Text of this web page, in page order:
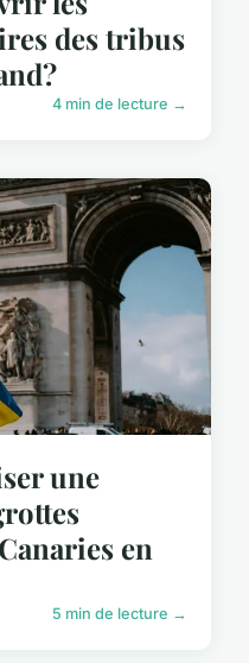
des tribus
4 min de lecture →
une
en
5 min de lecture →